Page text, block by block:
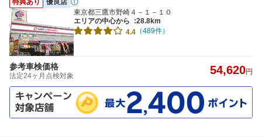
東京都三鷹市野崎４－１－１０
エリアの中心から
:28.8km
4.4 （489件）
参考車検価格
法定24ヶ月点検対象 54,620円